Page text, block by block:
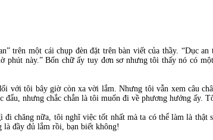
trên một cái chụp đèn đặt trên bàn viết của thầy. “Dục an
này.” Bốn chữ ấy tuy đơn sơ nhưng tôi thấy nó có
với tôi bây giờ còn xa vời lắm. Nhưng tôi vẫn xem câu
nhưng chắc chắn là tôi muốn đi về phương hướng ấy.
chăng nữa, tôi nghĩ việc tốt nhất mà ta có thể làm là thật
là đầy đủ lắm rồi, bạn biết không!